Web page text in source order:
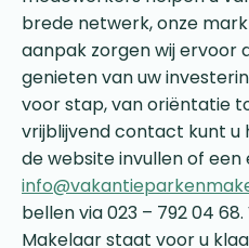
brede netwerk, onze
aanpak zorgen wij ervoor
genieten van uw
voor stap, van oriëntatie
vrijblijvend contact kunt u
de website invullen of
bellen via 023 – 792 04
Makelaar staat voor u